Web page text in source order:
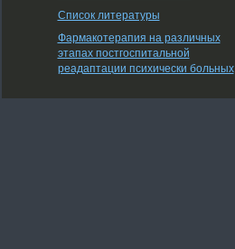
Список литературы
Фармакотерапия на различных
этапах постгоспитальной
реадаптации психически больных